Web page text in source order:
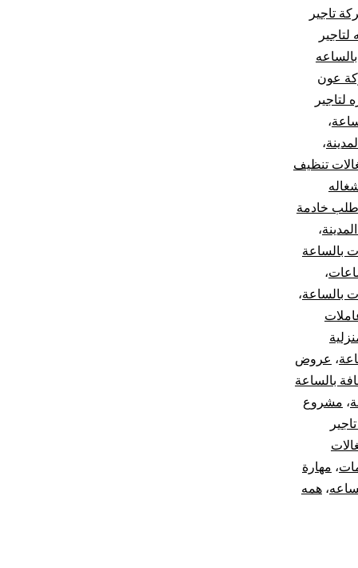
تاجير
عون
لتاجير
،
،
تنظيف
طلب خادمة
،
بالساعة
،
بالساعة،
، عروض
بالساعة
، مشروع
، مهارة
، همه